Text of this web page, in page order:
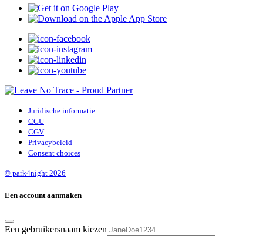
Juridische informatie
CGU
CGV
Privacybeleid
Consent choices
© park4night 2026
Een account aanmaken
Een gebruikersnaam kiezen